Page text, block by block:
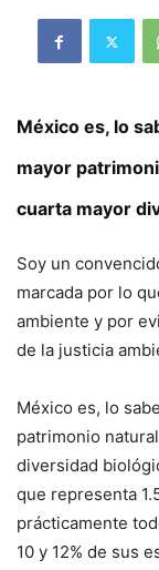
México es, lo
mayor
cuarta mayor
Soy un
marcada por lo
ambiente y por
de la justicia
México es, lo
patrimonio
diversidad
que representa
prácticamente
10 y 12% de sus